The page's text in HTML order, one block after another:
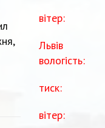
вітер:
Львів
вологість:
тиск:
вітер: